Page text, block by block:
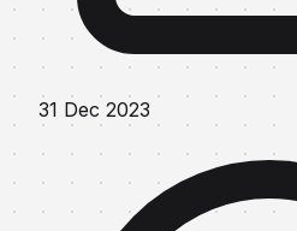
31 Dec 2023